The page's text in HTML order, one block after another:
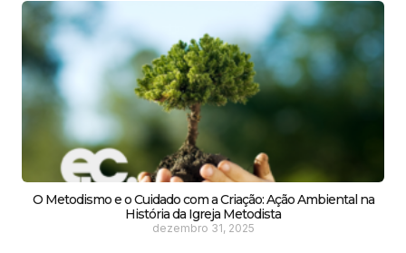
O Metodismo e o Cuidado com a Criação: Ação Ambiental na
História da Igreja Metodista
dezembro 31, 2025